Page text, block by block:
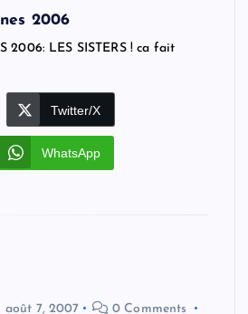
2006
2006: LES SISTERS ! ca fait
Twitter/X
WhatsApp
août 7, 2007
0 Comments